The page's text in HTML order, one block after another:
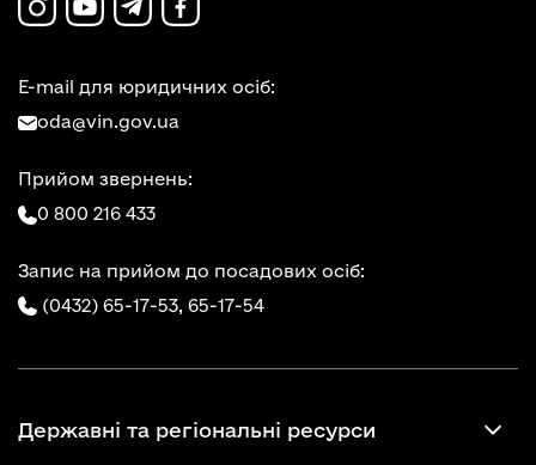
E-mail для юридичних осіб:
oda@vin.gov.ua
Прийом звернень:
0 800 216 433
Запис на прийом до посадових осіб:
(0432) 65-17-53, 65-17-54
Державні та регіональні ресурси